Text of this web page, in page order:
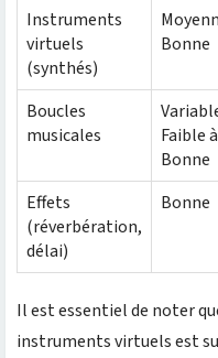
Instruments
virtuels
(synthés)
Bonne
Boucles
musicales
Faible à
Bonne
Effets
(réverbération,
délai)
Bonne
Il est essentiel de noter
instruments virtuels est